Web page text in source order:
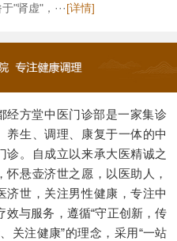
"肾虚"，···[详情]
经方堂中医门诊部是一家集诊
养生、调理、康复于一体的中
诊。自成立以来承大医精诚之
怀悬壶济世之愿，以医助人，
济世，关注男性健康，专注中
效与服务，遵循“守正创新，传
关注健康”的理念，采用“一站